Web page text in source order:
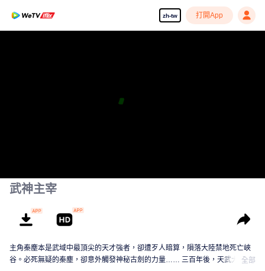
zh-tw 打開App
武神主宰
主角秦塵本是武域中最頂尖的天才強者，卻遭歹人暗算，隕落大陸禁地死亡峽
谷。必死無疑的秦塵，卻意外觸發神秘古劍的力量…… 三百年後，天武大陸偏
全部